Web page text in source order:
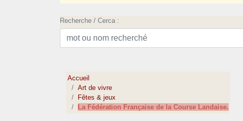
Recherche / Cerca :
Accueil
Art de vivre
Fêtes & jeux
La Fédération Française de la Course Landaise.